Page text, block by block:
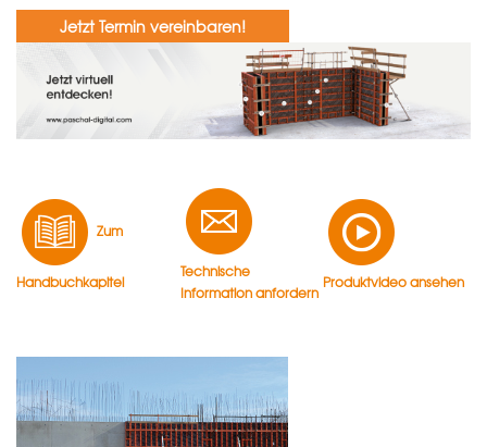
Jetzt Termin vereinbaren!
Zum
Handbuchkapitel
Technische
Information anfordern
Produktvideo ansehen